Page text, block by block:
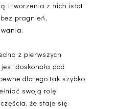
i tworzenia z nich istot
pragnień,
z pierwszych
doskonała pod
dlatego tak szybko
swoją rolę.
że staje się